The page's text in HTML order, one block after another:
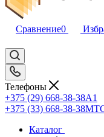
Сравнение0
Телефоны
+375 (29) 668-38-38A1
+375 (33) 668-38-38
Каталог